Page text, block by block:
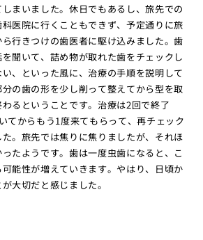
まいました。休日でもあるし、旅先での
医院に行くこともできず、予定通りに旅
行きつけの歯医者に駆け込みました。歯
聞いて、詰め物が取れた歯をチェックし
、といった風に、治療の手順を説明して
の歯の形を少し削って整えてから型を取
るということです。治療は2回で終了
てからもう1度来てもらって、再チェック
。旅先では焦りに焦りましたが、それほ
たようです。歯は一度虫歯になると、こ
能性が増えていきます。やはり、日頃か
大切だと感じました。